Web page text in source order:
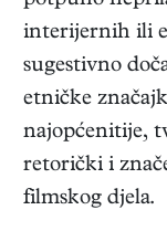
interijernih ili
sugestivno
etničke
najopćenitije,
retorički i
filmskog djela.